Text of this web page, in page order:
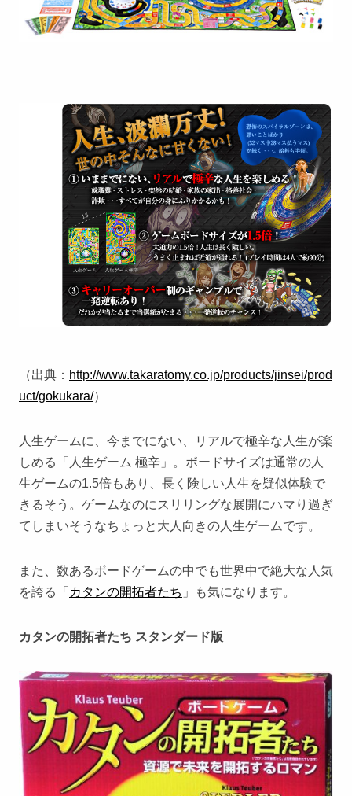
（出典： http://www.takaratomy.co.jp/products/jinsei/prod
uct/gokukara/）
人生ゲームに、今までにない、リアルで極辛な人生が楽
しめる「人生ゲーム 極辛」。ボードサイズは通常の人
生ゲームの1.5倍もあり、長く険しい人生を疑似体験で
きるそう。ゲームなのにスリリングな展開にハマり過ぎ
てしまいそうなちょっと大人向きの人生ゲームです。
また、数あるボードゲームの中でも世界中で絶大な人気
を誇る「 カタンの開拓者たち 」も気になります。
カタンの開拓者たち スタンダード版